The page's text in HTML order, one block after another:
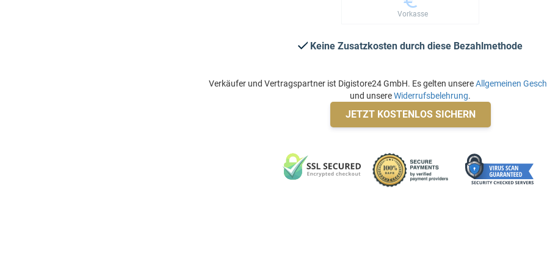
Vorkasse
Keine Zusatzkosten durch diese Bezahlmethode
Verkäufer und Vertragspartner ist Digistore24 GmbH. Es gelten unsereAllgemeinen
und unsereWiderrufsbelehrung.
JETZT KOSTENLOS SICHERN